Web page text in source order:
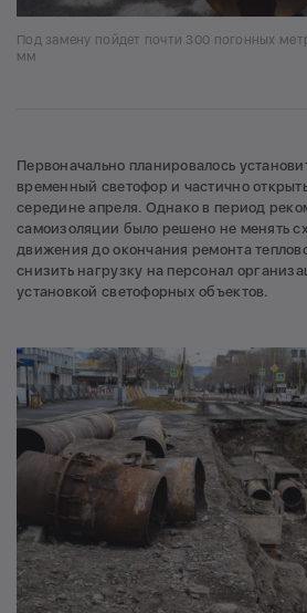
Под замену пойдет почти 300 погонных
мм
Первоначально планировалось
временный светофор и частично
середине апреля. Однако в период
самоизоляции было решено не менять
движения до окончания ремонта
снизить нагрузку на персонал
установкой светофорных объектов.